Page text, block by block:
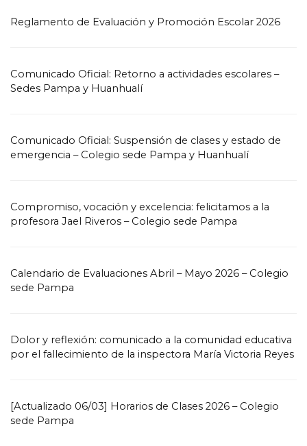
Reglamento de Evaluación y Promoción Escolar 2026
Comunicado Oficial: Retorno a actividades escolares –
Sedes Pampa y Huanhualí
Comunicado Oficial: Suspensión de clases y estado de
emergencia – Colegio sede Pampa y Huanhualí
Compromiso, vocación y excelencia: felicitamos a la
profesora Jael Riveros – Colegio sede Pampa
Calendario de Evaluaciones Abril – Mayo 2026 – Colegio
sede Pampa
Dolor y reflexión: comunicado a la comunidad educativa
por el fallecimiento de la inspectora María Victoria Reyes
[Actualizado 06/03] Horarios de Clases 2026 – Colegio
sede Pampa